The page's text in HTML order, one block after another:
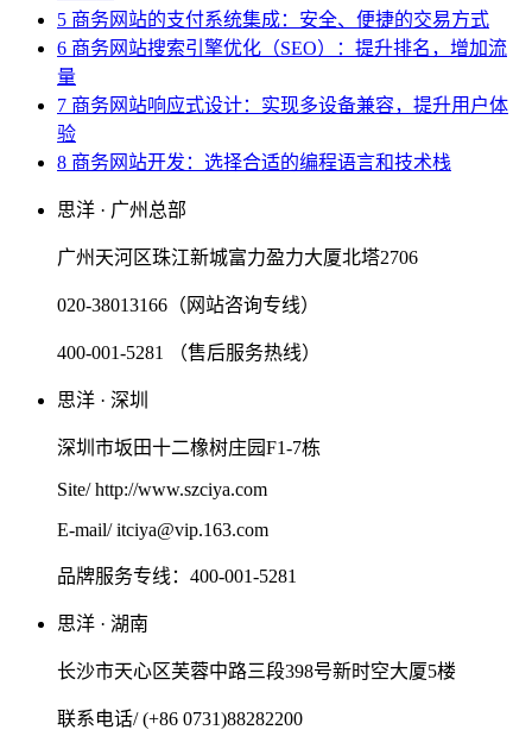
5 商务网站的支付系统集成：安全、便捷的交易方式
6 商务网站搜索引擎优化（SEO）：提升排名，增加流
量
7 商务网站响应式设计：实现多设备兼容，提升用户体
验
8 商务网站开发：选择合适的编程语言和技术栈
思洋 · 广州总部
广州天河区珠江新城富力盈力大厦北塔2706
020-38013166（网站咨询专线）
400-001-5281 （售后服务热线）
思洋 · 深圳
深圳市坂田十二橡树庄园F1-7栋
Site/ http://www.szciya.com
E-mail/ itciya@vip.163.com
品牌服务专线：400-001-5281
思洋 · 湖南
长沙市天心区芙蓉中路三段398号新时空大厦5楼
联系电话/ (+86 0731)88282200